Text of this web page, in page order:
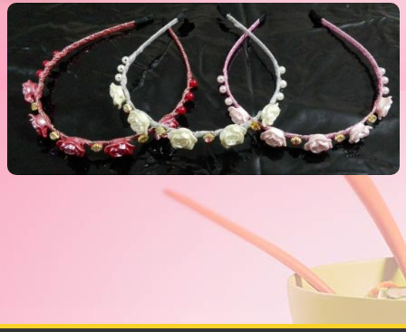
تل 2000 فروش
فروش ویژه تل 2000 فروش,نمایندگی پلاستیک عزیزی در اهواز,پلاستیک
فروش پلاسکو 2000 تومانی, پلاسکو 2000 فروش, پلاسکو 5000 فروش